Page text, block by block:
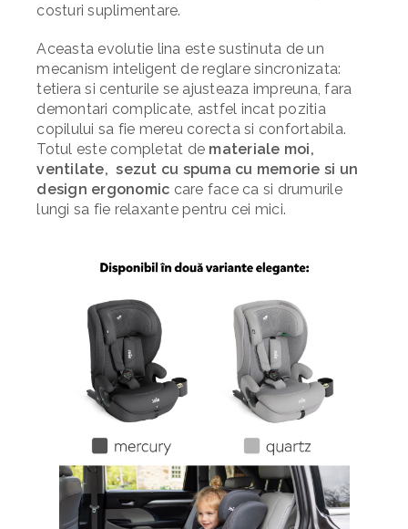
costuri suplimentare.
Aceasta evolutie lina este sustinuta de un
mecanism inteligent de reglare sincronizata:
tetiera si centurile se ajusteaza impreuna, fara
demontari complicate, astfel incat pozitia
copilului sa fie mereu corecta si confortabila.
Totul este completat de materiale moi,
ventilate, sezut cu spuma cu memorie si un
design ergonomic care face ca si drumurile
lungi sa fie relaxante pentru cei mici.